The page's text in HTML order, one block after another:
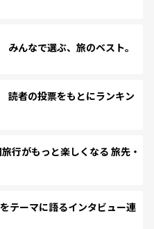
んなで選ぶ、旅のベスト。
者の投票をもとにランキン
行がもっと楽しくなる 旅先・
テーマに語るインタビュー連